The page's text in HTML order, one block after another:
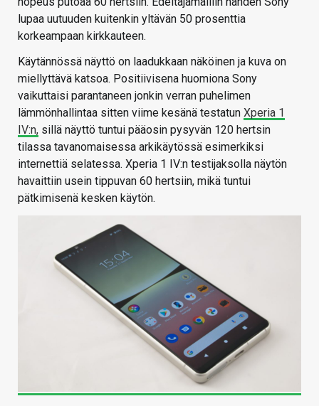
lupaa uutuuden kuitenkin yltävän 50 prosenttia
korkeampaan kirkkauteen.
Käytännössä näyttö on laadukkaan näköinen ja kuva on
miellyttävä katsoa. Positiivisena huomiona Sony
vaikuttaisi parantaneen jonkin verran puhelimen
lämmönhallintaa sitten viime kesänä testatun Xperia 1
IV:n, sillä näyttö tuntui pääosin pysyvän 120 hertsin
tilassa tavanomaisessa arkikäytössä esimerkiksi
internettiä selatessa. Xperia 1 IV:n testijaksolla näytön
havaittiin usein tippuvan 60 hertsiin, mikä tuntui
pätkimisenä kesken käytön.